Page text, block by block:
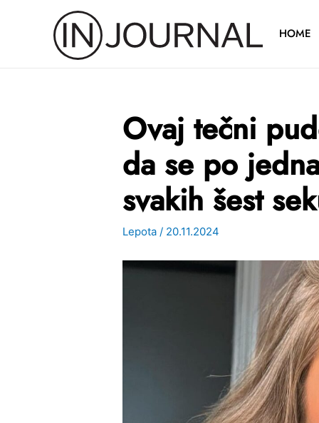
HOME
Ovaj tečni
da se po
svakih šest
Lepota / 20.11.2024